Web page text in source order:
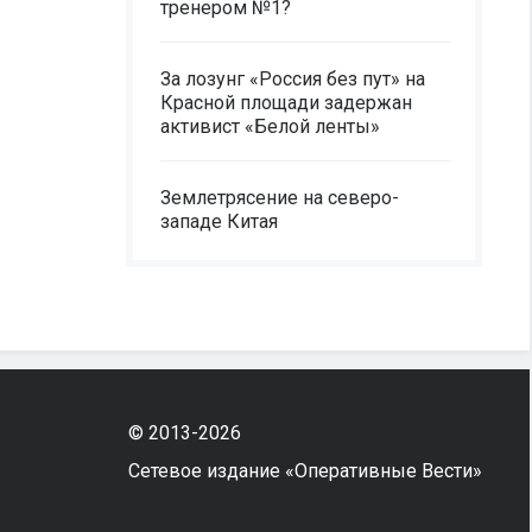
тренером №1?
За лозунг «Россия без пут» на
Красной площади задержан
активист «Белой ленты»
Землетрясение на северо-
западе Китая
© 2013-2026
Сетевое издание «Оперативные Вести»